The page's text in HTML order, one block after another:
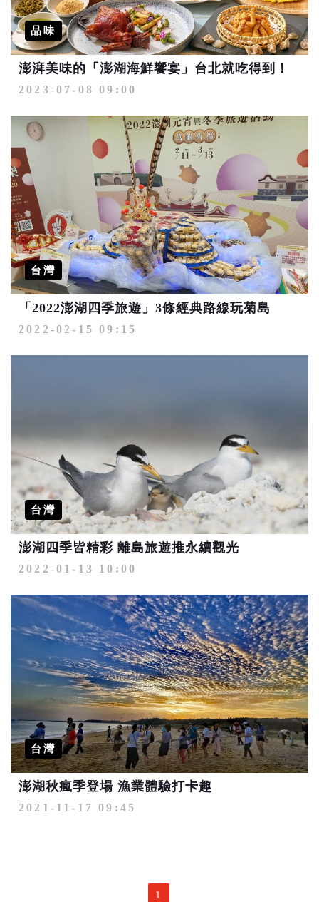
品味
澎湃美味的「澎湖海鮮饗宴」台北就吃得到！
2023-07-08 09:00
台灣
「2022澎湖四季旅遊」3條經典路線玩菊島
2022-02-15 09:15
台灣
澎湖四季皆精彩 離島旅遊推永續觀光
2022-01-13 10:00
台灣
澎湖秋瘋季登場 漁業體驗打卡趣
2021-11-17 09:45
1